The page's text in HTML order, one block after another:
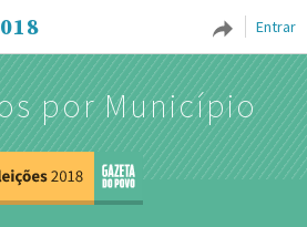
Entrar
por Município